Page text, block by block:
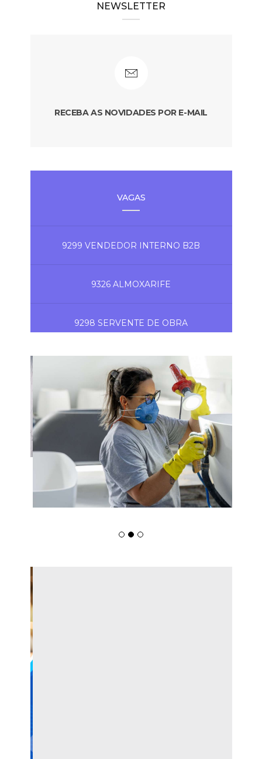
NEWSLETTER
RECEBA AS NOVIDADES POR E-MAIL
VAGAS
9299 VENDEDOR INTERNO B2B
9326 ALMOXARIFE
9298 SERVENTE DE OBRA